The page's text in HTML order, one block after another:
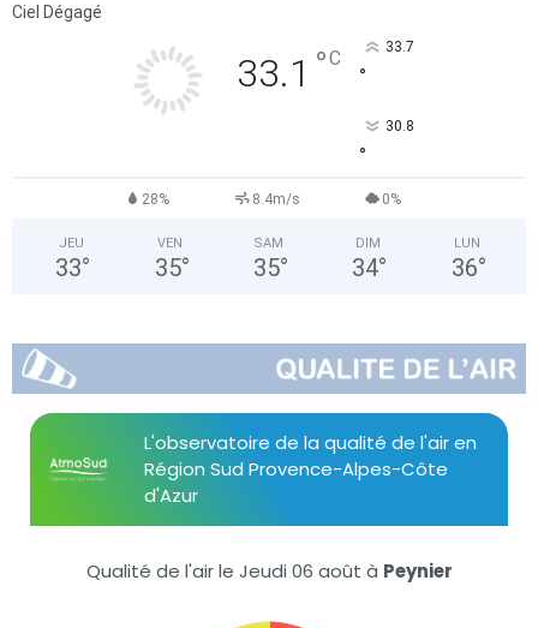
Ciel Dégagé
33.1 °C 33.7
°
30.8
°
28% 8.4m/s 0%
JEU
33°
VEN
35°
SAM
35°
DIM
34°
LUN
36°